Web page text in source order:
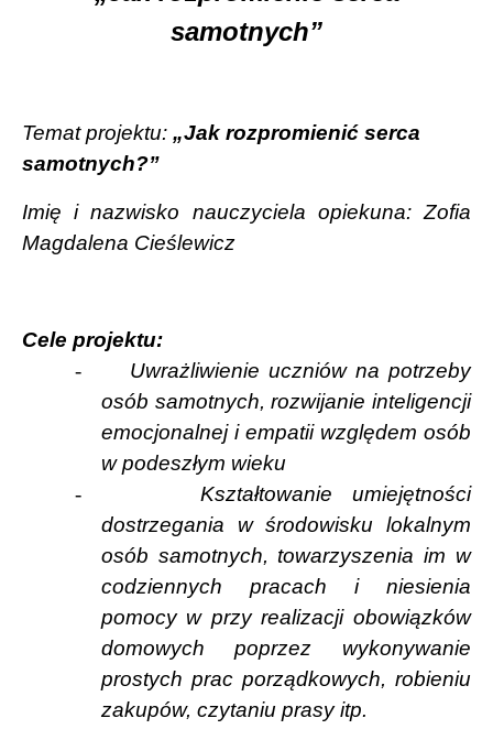
samotnych”
Temat projektu: „Jak rozpromienić serca
samotnych?”
Imię i nazwisko nauczyciela opiekuna: Zofia
Magdalena Cieślewicz
Cele projektu:
-
Uwrażliwienie uczniów na potrzeby
osób samotnych, rozwijanie inteligencji
emocjonalnej i empatii względem osób
w podeszłym wieku
-
Kształtowanie umiejętności
dostrzegania w środowisku lokalnym
osób samotnych, towarzyszenia im w
codziennych pracach i niesienia
pomocy w przy realizacji obowiązków
domowych poprzez wykonywanie
prostych prac porządkowych, robieniu
zakupów, czytaniu prasy itp.